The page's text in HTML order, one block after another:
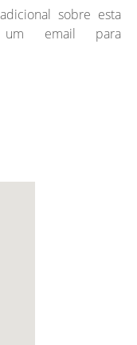
sobre esta
email para